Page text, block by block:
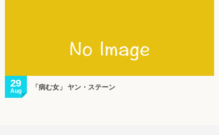
29
Aug 「病む女」 ヤン・ステーン